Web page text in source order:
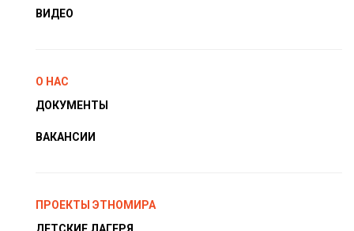
ВИДЕО
О НАС
ДОКУМЕНТЫ
ВАКАНСИИ
ПРОЕКТЫ ЭТНОМИРА
ДЕТСКИЕ ЛАГЕРЯ